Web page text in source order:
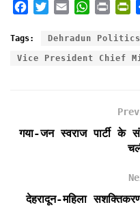
c
i
a
i
a
i
n
i
i
e
n
l
Tags: Dehradun Politics
Vice President Chief
गया-जन स्वराज पार्टी के
देहरादून-महिला